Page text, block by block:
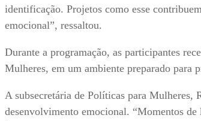
identificação. Projetos como esse
emocional”, ressaltou.
Durante a programação, as participantes
Mulheres, em um ambiente preparado para
A subsecretária de Políticas para Mulheres,
desenvolvimento emocional. “Momentos